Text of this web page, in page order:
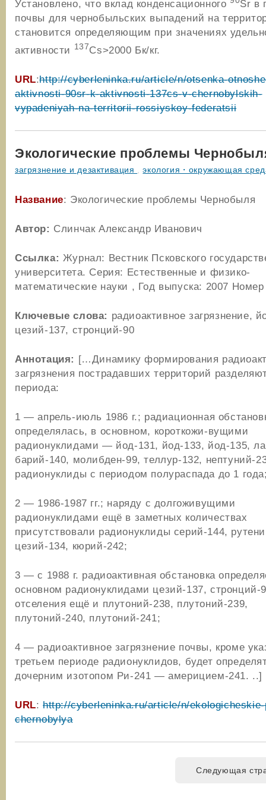
Установлено, что вклад конденсационного
Sr в
почвы для чернобыльских выпадений на
становится определяющим при значениях
активности 137Cs>2000 Бк/кг.
URL:http://cyberleninka.ru/article/n/otsenka-
aktivnosti-90sr-k-aktivnosti-137cs-v-chernobylskih-
vypadeniyah-na-territorii-rossiyskoy-federatsii
Экологические проблемы
загрязнение и дезактивация ,экология・окружающая
Название: Экологические проблемы Чернобыля
Автор: Слинчак Александр Иванович
Ссылка: Журнал: Вестник Псковского
университета. Серия: Естественные и физико-
математические науки , Год выпуска: 2007
Ключевые слова: радиоактивное загрязнение,
цезий-137, стронций-90
Аннотация: […Динамику формирования
загрязнения пострадавших территорий
периода:
1 — апрель-июль 1986 г.; радиационная
определялась, в основном, короткожи-вущими
радионуклидами — йод-131, йод-133, йод-135,
барий-140, молибден-99, теллур-132, нептуний-
радионуклиды с периодом полураспада до 1
2 — 1986-1987 гг.; наряду с долгоживущими
радионуклидами ещё в заметных количествах
присутствовали радионуклиды серий-144,
цезий-134, кюрий-242;
3 — с 1988 г. радиоактивная обстановка
основном радионуклидами цезий-137, стронций-
отселения ещё и плутоний-238, плутоний-239,
плутоний-240, плутоний-241;
4 — радиоактивное загрязнение почвы, кроме
третьем периоде радионуклидов, будет
дочерним изотопом Ри-241 — америцием-241. ..]
URL:http://cyberleninka.ru/article/n/
chernobylya
Следующая